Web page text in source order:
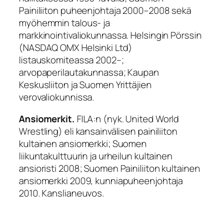
Painiliiton puheenjohtaja 2000–2008 sekä
myöhemmin talous- ja
markkinointivaliokunnassa. Helsingin Pörssin
(NASDAQ OMX Helsinki Ltd)
listauskomiteassa 2002–;
arvopaperilautakunnassa; Kaupan
Keskusliiton ja Suomen Yrittäjien
verovaliokunnissa.
Ansiomerkit. FILA:n (nyk. United World
Wrestling) eli kansainvälisen painiliiton
kultainen ansiomerkki; Suomen
liikuntakulttuurin ja urheilun kultainen
ansioristi 2008; Suomen Painiliiton kultainen
ansiomerkki 2009, kunniapuheenjohtaja
2010. Kanslianeuvos.